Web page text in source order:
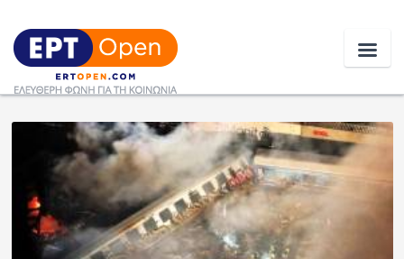
Ειδήσεις
Ελλάδα
Κοινωνία